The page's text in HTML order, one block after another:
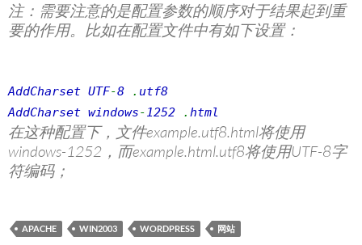
注：需要注意的是配置参数的顺序对于结果起到重
要的作用。比如在配置文件中有如下设置：
AddCharset UTF-8 . utf8
AddCharset windows-1252 . html
在这种配置下，文件example.utf8.html将使用
windows-1252，而example.html.utf8将使用UTF-8字
符编码；
APACHE WIN2003 WORDPRESS 网站